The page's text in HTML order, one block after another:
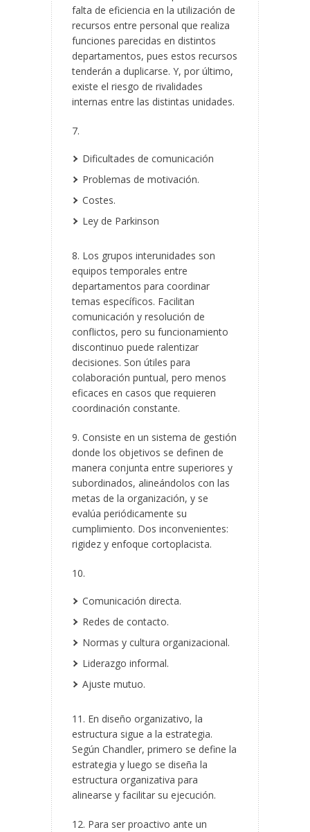
falta de eficiencia en la utilización de
recursos entre personal que realiza
funciones parecidas en distintos
departamentos, pues estos recursos
tenderán a duplicarse. Y, por último,
existe el riesgo de rivalidades
internas entre las distintas unidades.
7.
Dificultades de comunicación
Problemas de motivación.
Costes.
Ley de Parkinson
8. Los grupos interunidades son
equipos temporales entre
departamentos para coordinar
temas específicos. Facilitan
comunicación y resolución de
conflictos, pero su funcionamiento
discontinuo puede ralentizar
decisiones. Son útiles para
colaboración puntual, pero menos
eficaces en casos que requieren
coordinación constante.
9. Consiste en un sistema de gestión
donde los objetivos se definen de
manera conjunta entre superiores y
subordinados, alineándolos con las
metas de la organización, y se
evalúa periódicamente su
cumplimiento. Dos inconvenientes:
rigidez y enfoque cortoplacista.
10.
Comunicación directa.
Redes de contacto.
Normas y cultura organizacional.
Liderazgo informal.
Ajuste mutuo.
11. En diseño organizativo, la
estructura sigue a la estrategia.
Según Chandler, primero se define la
estrategia y luego se diseña la
estructura organizativa para
alinearse y facilitar su ejecución.
12. Para ser proactivo ante un